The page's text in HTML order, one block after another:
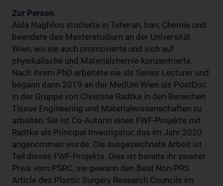
Zur Person
Aida Naghilou studierte in Teheran, Iran, Chemie und
beendete das Masterstudium an der Universität
Wien, wo sie auch promovierte und sich auf
physikalische und Materialchemie konzentrierte.
Nach ihrem PhD arbeitete sie als Senior Lecturer und
begann dann 2019 an der MedUni Wien als PostDoc
in der Gruppe von Christine Radtke in den Bereichen
Tissue Engineering und Materialwissenschaften zu
arbeiten. Sie ist Co-Autorin eines FWF-Projekts mit
Radtke als Principal Investigator, das im Jahr 2020
angenommen wurde. Die ausgezeichnete Arbeit ist
Teil dieses FWF-Projekts. Dies ist bereits ihr zweiter
Preis vom PSRC, sie gewann den Best Non-PRS
Article des Plastic Surgery Research Councils im